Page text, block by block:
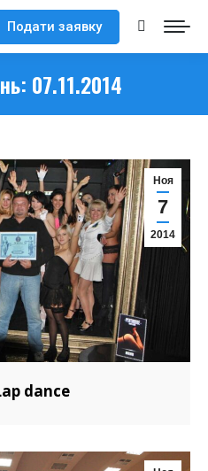
Подати заявку Поиск:
07.11.2014
Ноя
7
2014
dance